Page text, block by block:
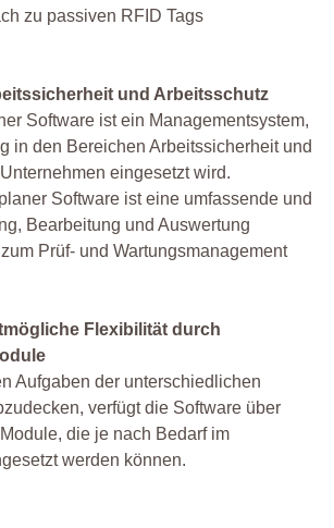
zu passiven RFID Tags
und Arbeitsschutz
Software ist ein Managementsystem,
in den Bereichen Arbeitssicherheit und
eingesetzt wird.
Software ist eine umfassende und
Bearbeitung und Auswertung
Prüf- und Wartungsmanagement
Flexibilität durch
Aufgaben der unterschiedlichen
verfügt die Software über
die je nach Bedarf im
werden können.